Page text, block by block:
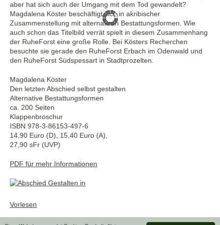
aber hat sich auch der Umgang mit dem Tod gewandelt?
Magdalena Köster beschäftigt sich in akribischer
Zusammenstellung mit alternativen Bestattungsformen. Wie
auch schon das Titelbild verrät spielt in diesem Zusammenhang
der RuheForst eine große Rolle. Bei Kösters Recherchen
besuchte sie gerade den RuheForst Erbach im Odenwald und
den RuheForst Südspessart in Stadtprozelten.
Magdalena Köster
Den letzten Abschied selbst gestalten
Alternative Bestattungsformen
ca. 200 Seiten
Klappenbroschur
ISBN 978-3-86153-497-6
14,90 Euro (D), 15,40 Euro (A),
27,90 sFr (UVP)
PDF für mehr Informationen
Vorlesen